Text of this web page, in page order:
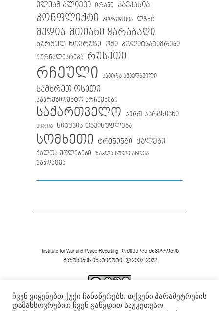
ილჰამ ალიევი ირანი კავკასია
კონფლიქტი კორუფცია ლგბტ
მედია მთიანი ყარაბაღი
ნურგულ ნოვრუზი ომი პოლიტპატიმრები
ჟურნალისტიკა
რუსეთი
რჩეული სამირა აჰმედბეილი
სამხრეთ ოსეთი
საპრეზიდენტო არჩევნები
საქართველო სერჟ სარგსიანი
სირია სიტყვის თავისუფლება
სომხეთი ტრენინგი ქალები
ქალთა უფლებები შაჰლა სულთანოვა
ჯანდაცვა
Institute for War and Peace Reporting| ომისა და მშვიდობის
გაშუქების ინსტიტუტი| © 2007-2022
ვებგვერდის ფორმა და შინაარსი დაცულიაCreative
Commons-ის არაკომერციული 4.0 საერთაშორისო
ჩვენ ვიყენებთ ქუქი ჩანაწერებს. თქვენი პარამეტრების
დამახსოვრებით ჩვენ გაწვდით საუკეთესო